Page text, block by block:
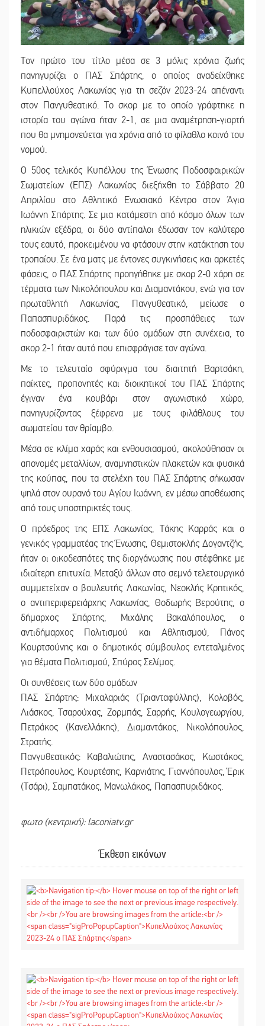
Τον πρώτο του τίτλο μέσα σε 3 μόλις χρόνια ζωής
πανηγυρίζει ο ΠΑΣ Σπάρτης, ο οποίος αναδείχθηκε
Κυπελλούχος Λακωνίας για τη σεζόν 2023-24 απέναντι
στον Πανγυθεατικό. Το σκορ με το οποίο γράφτηκε η
ιστορία του αγώνα ήταν 2-1, σε μια αναμέτρηση-γιορτή
που θα μνημονεύεται για χρόνια από το φίλαθλο κοινό του
νομού.
Ο 50ος τελικός Κυπέλλου της Ένωσης Ποδοσφαιρικών
Σωματείων (ΕΠΣ) Λακωνίας διεξήχθη το Σάββατο 20
Απριλίου στο Αθλητικό Ενωσιακό Κέντρο στον Άγιο
Ιωάννη Σπάρτης. Σε μια κατάμεστη από κόσμο όλων των
ηλικιών εξέδρα, οι δύο αντίπαλοι έδωσαν τον καλύτερο
τους εαυτό, προκειμένου να φτάσουν στην κατάκτηση του
τροπαίου. Σε ένα ματς με έντονες συγκινήσεις και αρκετές
φάσεις, ο ΠΑΣ Σπάρτης προηγήθηκε με σκορ 2-0 χάρη σε
τέρματα των Νικολόπουλου και Διαμαντάκου, ενώ για τον
πρωταθλητή Λακωνίας, Πανγυθεατικό, μείωσε ο
Παπασπυριδάκος. Παρά τις προσπάθειες των
ποδοσφαιριστών και των δύο ομάδων στη συνέχεια, το
σκορ 2-1 ήταν αυτό που επισφράγισε τον αγώνα.
Με το τελευταίο σφύριγμα του διαιτητή Βαρτσάκη,
παίκτες, προπονητές και διοικητικοί του ΠΑΣ Σπάρτης
έγιναν ένα κουβάρι στον αγωνιστικό χώρο,
πανηγυρίζοντας ξέφρενα με τους φιλάθλους του
σωματείου τον θρίαμβο.
Μέσα σε κλίμα χαράς και ενθουσιασμού, ακολούθησαν οι
απονομές μεταλλίων, αναμνηστικών πλακετών και φυσικά
της κούπας, που τα στελέχη του ΠΑΣ Σπάρτης σήκωσαν
ψηλά στον ουρανό του Αγίου Ιωάννη, εν μέσω αποθέωσης
από τους υποστηρικτές τους.
Ο πρόεδρος της ΕΠΣ Λακωνίας, Τάκης Καρράς και ο
γενικός γραμματέας της Ένωσης, Θεμιστοκλής Δογαντζής,
ήταν οι οικοδεσπότες της διοργάνωσης που στέφθηκε με
ιδιαίτερη επιτυχία. Μεταξύ άλλων στο σεμνό τελετουργικό
συμμετείχαν ο βουλευτής Λακωνίας, Νεοκλής Κρητικός,
ο αντιπεριφερειάρχης Λακωνίας, Θοδωρής Βερούτης, ο
δήμαρχος Σπάρτης, Μιχάλης Βακαλόπουλος, ο
αντιδήμαρχος Πολιτισμού και Αθλητισμού, Πάνος
Κουρτσούνης και ο δημοτικός σύμβουλος εντεταλμένος
για θέματα Πολιτισμού, Σπύρος Σελίμος.
Οι συνθέσεις των δύο ομάδων
ΠΑΣ Σπάρτης: Μιχαλαριάς (Τριανταφύλλης), Κολοβός,
Λιάσκος, Τσαρούχας, Ζορμπάς, Σαρρής, Κουλογεωργίου,
Πετράκος (Κανελλάκης), Διαμαντάκος, Νικολόπουλος,
Στρατής.
Πανγυθεατικός: Καβαλιώτης, Αναστασάκος, Κωστάκος,
Πετρόπουλος, Κουρτέσης, Καρνιάτης, Γιαννόπουλος, Έρικ
(Tσάρι), Σαμπατάκος, Μανωλάκος, Παπασπυριδάκος.
φωτο (κεντρική): laconiatv.gr
Έκθεση εικόνων